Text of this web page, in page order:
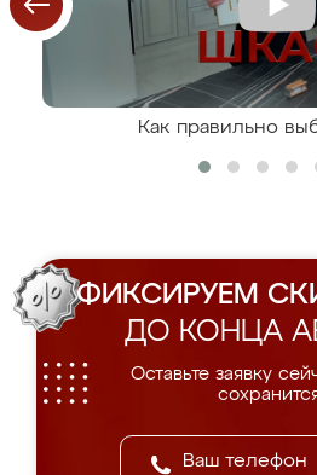
Как правильно
ФИКСИРУЕМ
ДО КОНЦА
Оставьте заявку